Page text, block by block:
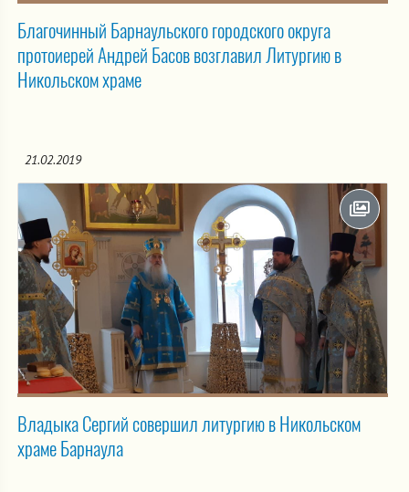
Благочинный Барнаульского городского округа
протоиерей Андрей Басов возглавил Литургию в
Никольском храме
21.02.2019
Владыка Сергий совершил литургию в Никольском
храме Барнаула